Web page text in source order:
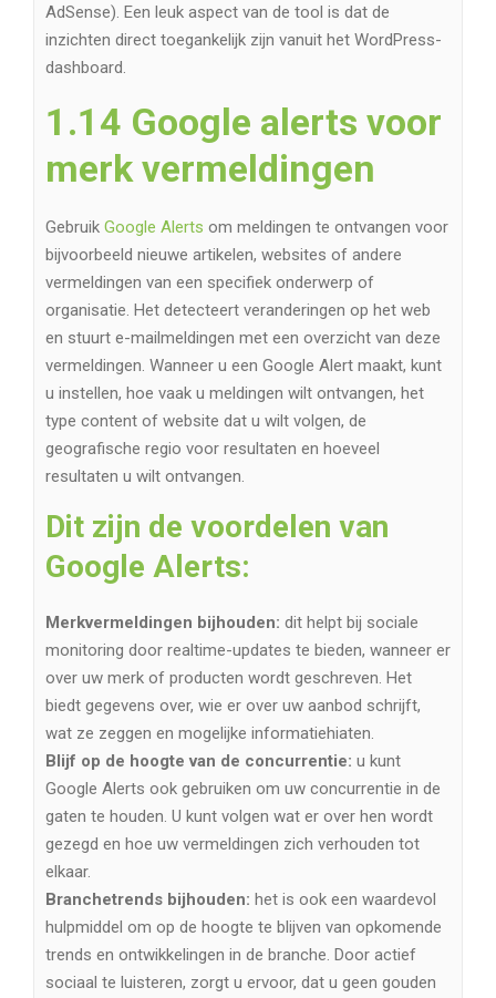
AdSense). Een leuk aspect van de tool is dat de
inzichten direct toegankelijk zijn vanuit het WordPress-
dashboard.
1.14 Google alerts voor
merk vermeldingen
Gebruik Google Alerts om meldingen te ontvangen voor
bijvoorbeeld nieuwe artikelen, websites of andere
vermeldingen van een specifiek onderwerp of
organisatie. Het detecteert veranderingen op het web
en stuurt e-mailmeldingen met een overzicht van deze
vermeldingen. Wanneer u een Google Alert maakt, kunt
u instellen, hoe vaak u meldingen wilt ontvangen, het
type content of website dat u wilt volgen, de
geografische regio voor resultaten en hoeveel
resultaten u wilt ontvangen.
Dit zijn de voordelen van
Google Alerts:
Merkvermeldingen bijhouden: dit helpt bij sociale
monitoring door realtime-updates te bieden, wanneer er
over uw merk of producten wordt geschreven. Het
biedt gegevens over, wie er over uw aanbod schrijft,
wat ze zeggen en mogelijke informatiehiaten.
Blijf op de hoogte van de concurrentie: u kunt
Google Alerts ook gebruiken om uw concurrentie in de
gaten te houden. U kunt volgen wat er over hen wordt
gezegd en hoe uw vermeldingen zich verhouden tot
elkaar.
Branchetrends bijhouden: het is ook een waardevol
hulpmiddel om op de hoogte te blijven van opkomende
trends en ontwikkelingen in de branche. Door actief
sociaal te luisteren, zorgt u ervoor, dat u geen gouden